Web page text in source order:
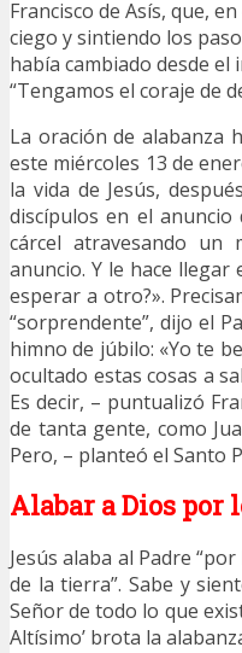
Francisco de Asís, que,
ciego y sintiendo los
había cambiado desde el
“Tengamos el coraje de
La oración de alabanza
este miércoles 13 de
la vida de Jesús,
discípulos en el
cárcel atravesando un
anuncio. Y le hace llegar
esperar a otro?».
“sorprendente”, dijo el
himno de júbilo: «Yo te
ocultado estas cosas a
Es decir, – puntualizó
de tanta gente, como
Pero, – planteó el Santo
Alabar a Dios por
Jesús alaba al Padre
de la tierra”. Sabe y
Señor de todo lo que
Altísimo’ brota la